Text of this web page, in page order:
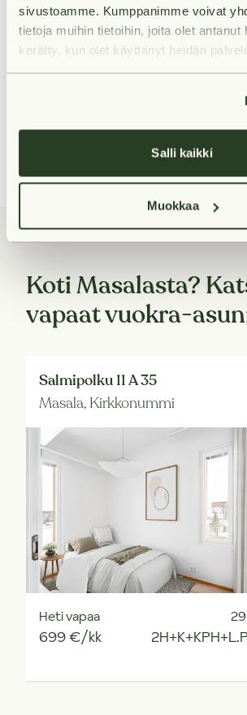
sivustoamme. Kumppanimme voivat
tietoja muihin tietoihin, joita olet antanut
kerätty, kun olet käyttänyt heidän
Salli kaikki
Muokkaa
korkean mäen päälle ateljeekodin, joka
museona. Hurmaavassa puutarhassa
Koti Masalasta?
vapaat vuokra-
Salmipolku 11 A 35
Masala, Kirkkonummi
Heti vapaa
699 €/kk
29